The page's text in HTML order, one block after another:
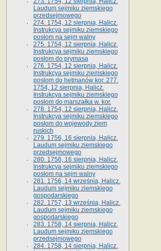
Laudum sejmiku ziemskiego
przedsejmowego
274. 1754, 12 sierpnia, Halicz.
Instrukcya sejmiku ziemskiego
posłom na sejm walny
275. 1754, 12 sierpnia, Halicz.
Instrukcya sejmiku ziemskiego
posłom do prymasa
276. 1754, 12 sierpnia, Halicz.
Instrukcya sejmiku ziemskiego
posłom do hetmanów kor. 277.
1754, 12 sierpnia, Halicz.
Instrukcya sejmiku ziemskiego
posłom do marszałka w. kor.
278. 1754, 12 sierpnia, Halicz.
Instrukcya sejmiku ziemskiego
posłom do wojewody ziem
ruskich
279. 1756, 16 sierpnia, Halicz.
Laudum sejmiku ziemskiego
przedsejmowego
280. 1756, 16 sierpnia, Halicz.
Instrukcya sejmiku ziemskiego
posłom na sejm walny
281. 1756, 14 września, Halicz.
Laudum sejmiku ziemskiego
gospodarskiego
282. 1757, 13 września, Halicz.
Laudum sejmiku ziemskiego
gospodarskiego
283. 1758, 14 sierpnia, Halicz.
Laudum sejmiku ziemskiego
przedsejmowego
284. 1758, 14 sierpnia, Halicz.